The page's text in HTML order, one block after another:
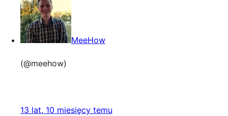
MeeHow
(@meehow)
13 lat, 10 miesięcy temu